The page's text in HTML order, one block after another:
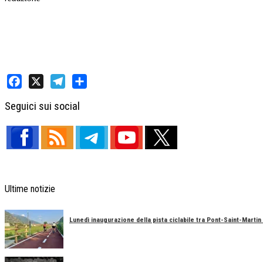
Seguici sui social
Ultime notizie
Lunedì inaugurazione della pista ciclabile tra Pont-Saint-Martin